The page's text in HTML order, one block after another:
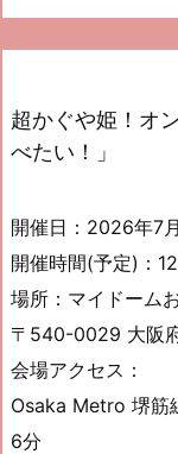
超かぐや姫！オ
べたい！」
開催日：2026年7
開催時間(予定)：
場所：マイドーム
〒540-0029 大阪
会場アクセス：
Osaka Metro 堺筋
6分